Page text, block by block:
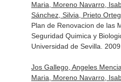
Maria, Moreno Navarro,
Sánchez, Silvia, Prieto
Plan de Renovacion de las
Seguridad Quimica y
Universidad de Sevilla.
Jos Gallego, Angeles
Maria, Moreno Navarro,